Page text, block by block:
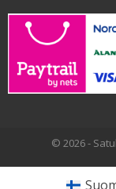
© 2026 -